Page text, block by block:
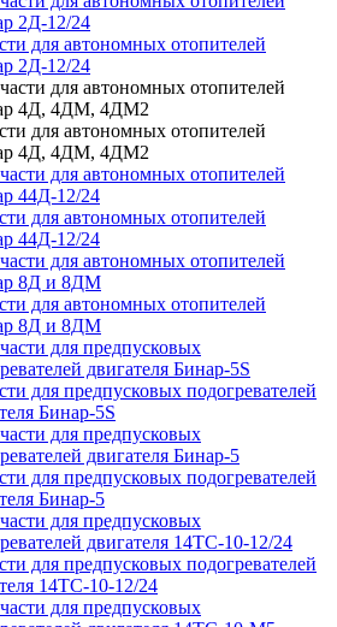
для автономных отопителей
2Д-12/24
для автономных отопителей
4Д, 4ДМ, 4ДМ2
для автономных отопителей
44Д-12/24
для автономных отопителей
8Д и 8ДМ
для предпусковых подогревателей
Бинар-5S
для предпусковых подогревателей
Бинар-5
для предпусковых подогревателей
14ТС-10-12/24